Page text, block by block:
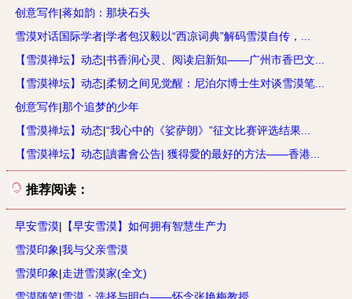
创意写作|蒋如韵：那块石头
雪漠对话国际学者|学者包汉毅以“西凉词典”解码雪漠自传，...
【雪漠禅坛】动态|书香润心灵、阅读启新知——广州市香巴文...
【雪漠禅坛】动态|柔韧之间见觉醒：尼泊尔博士生对谈雪漠笔...
创意写作|那个追梦的少年
【雪漠禅坛】动态|“我心中的《娑萨朗》”征文比赛评选结果...
【雪漠禅坛】动态|讀書會公告| 獲得愛的最好的方法——香港...
推荐阅读：
早安雪漠| 【早安雪漠】如何拥有智慧生产力
雪漠印象|我与父亲雪漠
雪漠印象|走进雪漠家(全文)